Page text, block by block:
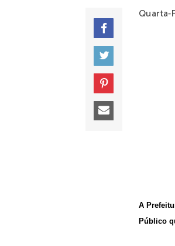
Quarta-
A
Público